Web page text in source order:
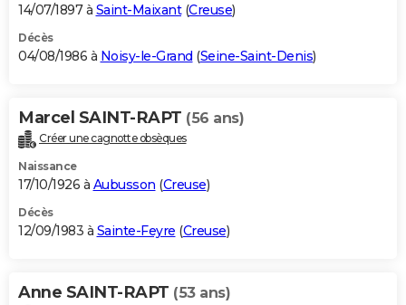
14/07/1897 à Saint-Maixant(Creuse)
Décès
04/08/1986 à Noisy-le-Grand (Seine-Saint-Denis)
Marcel SAINT-RAPT (56 ans)
Créer une cagnotte obsèques
Naissance
17/10/1926 à Aubusson (Creuse)
Décès
12/09/1983 à Sainte-Feyre (Creuse)
Anne SAINT-RAPT (53 ans)